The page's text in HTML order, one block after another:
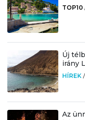
TOP10
Új
irány
HÍREK /
Az